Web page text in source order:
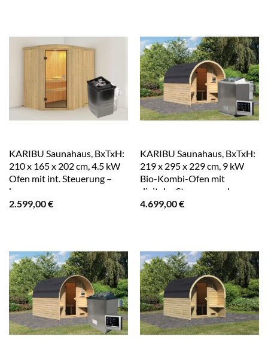
KARIBU Saunahaus, BxTxH:
210 x 165 x 202 cm, 4.5 kW
Ofen mit int. Steuerung –
braun
2.599,00€
KARIBU Saunahaus, BxTxH:
219 x 295 x 229 cm, 9 kW
Bio-Kombi-Ofen mit
digitaler Steuerung – braun
4.699,00€